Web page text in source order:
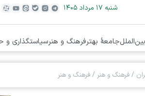
شنبه ۱۷ مرداد ۱۴۰۵
بین‌المللجامعۀ بهترفرهنگ و هنرسیاستگذاری و
/فرهنگ و هنر /فرهنگ و هنر